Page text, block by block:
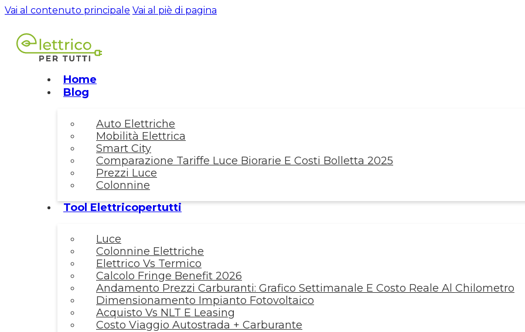
Vai al contenuto principale Vai al piè di pagina
Home
Blog
Auto Elettriche
Mobilità Elettrica
Smart City
Comparazione Tariffe Luce Biorarie E Costi Bolletta 2025
Prezzi Luce
Colonnine
Tool Elettricopertutti
Luce
Colonnine Elettriche
Elettrico Vs Termico
Calcolo Fringe Benefit 2026
Andamento Prezzi Carburanti: Grafico Settimanale E Costo Reale Al Chilometro
Dimensionamento Impianto Fotovoltaico
Acquisto Vs NLT E Leasing
Costo Viaggio Autostrada + Carburante